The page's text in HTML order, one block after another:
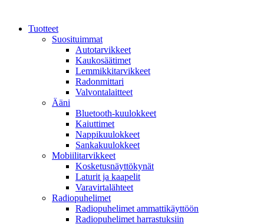
Tuotteet
Suosituimmat
Autotarvikkeet
Kaukosäätimet
Lemmikkitarvikkeet
Radonmittari
Valvontalaitteet
Ääni
Bluetooth-kuulokkeet
Kaiuttimet
Nappikuulokkeet
Sankakuulokkeet
Mobiilitarvikkeet
Kosketusnäyttökynät
Laturit ja kaapelit
Varavirtalähteet
Radiopuhelimet
Radiopuhelimet ammattikäyttöön
Radiopuhelimet harrastuksiin